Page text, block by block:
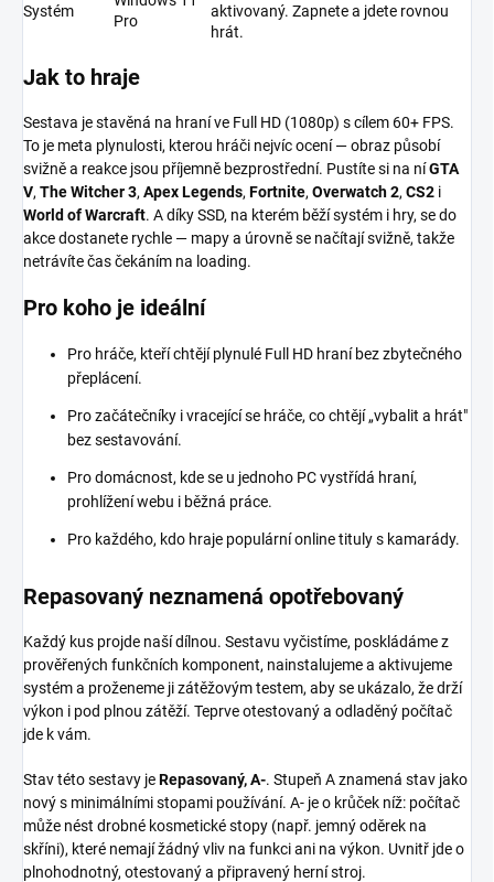
Systém
Pro
aktivovaný. Zapnete a jdete rovnou
hrát.
Jak to hraje
Sestava je stavěná na hraní ve Full HD (1080p) s cílem 60+ FPS.
To je meta plynulosti, kterou hráči nejvíc ocení — obraz působí
svižně a reakce jsou příjemně bezprostřední. Pustíte si na níGTA
V, The Witcher 3, Apex Legends, Fortnite, Overwatch 2, CS2 i
World of Warcraft. A díky SSD, na kterém běží systém i hry, se do
akce dostanete rychle — mapy a úrovně se načítají svižně, takže
netrávíte čas čekáním na loading.
Pro koho je ideální
Pro hráče, kteří chtějí plynulé Full HD hraní bez zbytečného
přeplácení.
Pro začátečníky i vracející se hráče, co chtějí „vybalit a hrát"
bez sestavování.
Pro domácnost, kde se u jednoho PC vystřídá hraní,
prohlížení webu i běžná práce.
Pro každého, kdo hraje populární online tituly s kamarády.
Repasovaný neznamená opotřebovaný
Každý kus projde naší dílnou. Sestavu vyčistíme, poskládáme z
prověřených funkčních komponent, nainstalujeme a aktivujeme
systém a proženeme ji zátěžovým testem, aby se ukázalo, že drží
výkon i pod plnou zátěží. Teprve otestovaný a odladěný počítač
jde k vám.
Stav této sestavy jeRepasovaný, A-. Stupeň A znamená stav jako
nový s minimálními stopami používání. A- je o krůček níž: počítač
může nést drobné kosmetické stopy (např. jemný oděrek na
skříni), které nemají žádný vliv na funkci ani na výkon. Uvnitř jde o
plnohodnotný, otestovaný a připravený herní stroj.